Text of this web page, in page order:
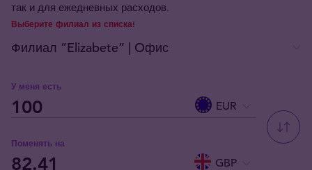
так и для ежедневных расходов.
Выберите филиал из списка!
У меня есть
EUR
Поменять на
GBP